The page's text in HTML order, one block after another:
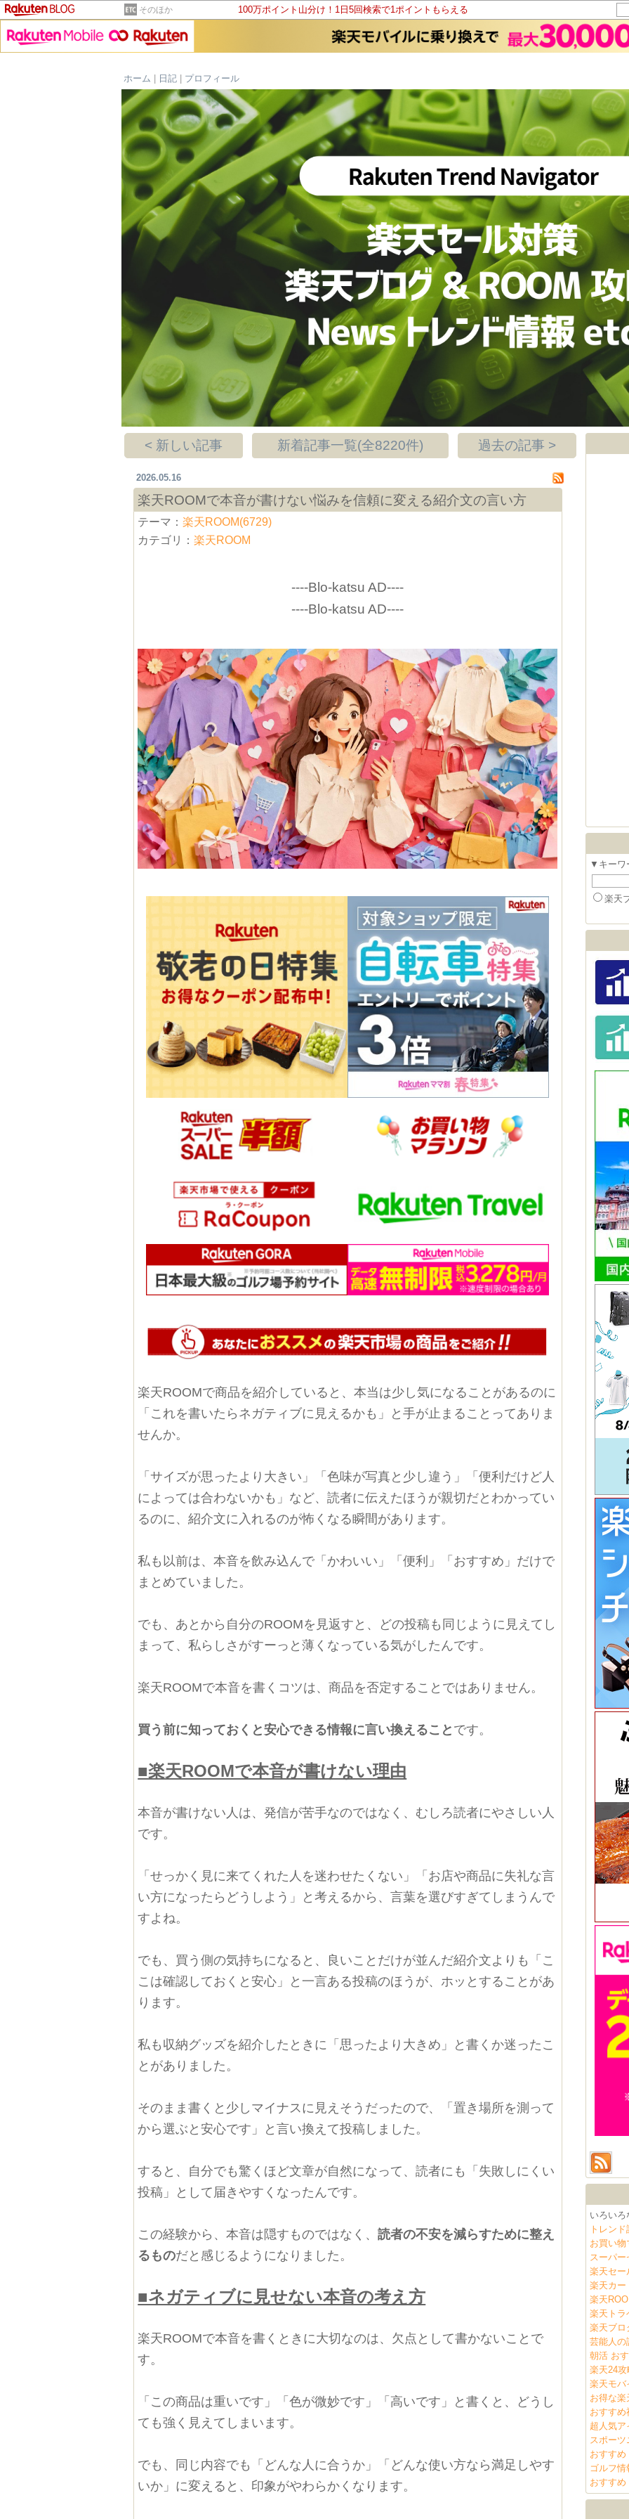
そのほか 100万ポイント山分け！1日5回検索で1ポイントもらえる
ホーム 日記 プロフィール
< 新しい記事 新着記事一覧(全8220件) 過去の記事 >
2026.05.16
楽天ROOMで本音が書けない悩みを信頼に変える紹介文の言い方
テーマ：楽天ROOM(6729)
カテゴリ：楽天ROOM
----Blo-katsu AD----
----Blo-katsu AD----
楽天ROOMで商品を紹介していると、本当は少し気になることがあるのに
「これを書いたらネガティブに見えるかも」と手が止まることってありま
せんか。
「サイズが思ったより大きい」「色味が写真と少し違う」「便利だけど人
によっては合わないかも」など、読者に伝えたほうが親切だとわかってい
るのに、紹介文に入れるのが怖くなる瞬間があります。
私も以前は、本音を飲み込んで「かわいい」「便利」「おすすめ」だけで
まとめていました。
でも、あとから自分のROOMを見返すと、どの投稿も同じように見えてし
まって、私らしさがすーっと薄くなっている気がしたんです。
楽天ROOMで本音を書くコツは、商品を否定することではありません。
買う前に知っておくと安心できる情報に言い換えること です。
■楽天ROOMで本音が書けない理由
本音が書けない人は、発信が苦手なのではなく、むしろ読者にやさしい人
です。
「せっかく見に来てくれた人を迷わせたくない」「お店や商品に失礼な言
い方になったらどうしよう」と考えるから、言葉を選びすぎてしまうんで
すよね。
でも、買う側の気持ちになると、良いことだけが並んだ紹介文よりも「こ
こは確認しておくと安心」と一言ある投稿のほうが、ホッとすることがあ
ります。
私も収納グッズを紹介したときに「思ったより大きめ」と書くか迷ったこ
とがありました。
そのまま書くと少しマイナスに見えそうだったので、「置き場所を測って
から選ぶと安心です」と言い換えて投稿しました。
すると、自分でも驚くほど文章が自然になって、読者にも「失敗しにくい
投稿」として届きやすくなったんです。
この経験から、本音は隠すものではなく、読者の不安を減らすために整え
るものだと感じるようになりました。
■ネガティブに見せない本音の考え方
楽天ROOMで本音を書くときに大切なのは、欠点として書かないことで
す。
「この商品は重いです」「色が微妙です」「高いです」と書くと、どうし
ても強く見えてしまいます。
でも、同じ内容でも「どんな人に合うか」「どんな使い方なら満足しやす
いか」に変えると、印象がやわらかくなります。
▼キーワ
楽天
いろいろ
トレン
お買い物
スーパー
楽天セー
楽天カー
楽天
楽天トラ
楽天ブロ
芸能人の
朝活 お
楽天24
楽天モバ
お得な楽
おすすめ
超人気ア
スポーツ
おすす
ゴルフ
おすす